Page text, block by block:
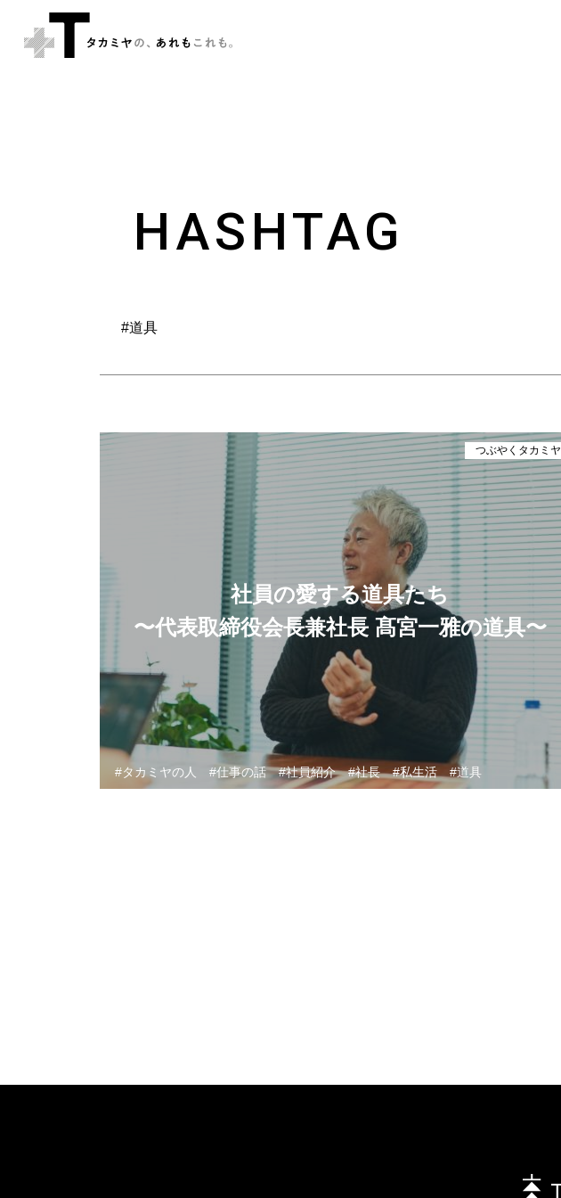
HASHTAG
#道具
社員の愛する道具たち
〜代表取締役会長兼社長 髙宮一雅の道具〜
つぶやくタカミヤ
タカミヤの人 仕事の話 社員紹介 社長 私生活 道具